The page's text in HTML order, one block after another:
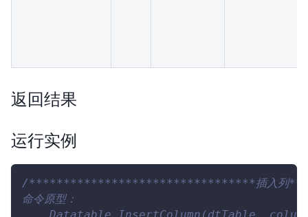
返回结果
运行实例
/*********************************插入列
命令原型：
Datatable.InsertColumn(dtTable,